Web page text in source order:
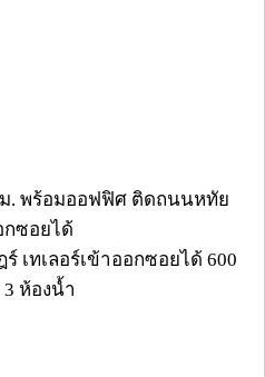
ม. พร้อมออฟฟิศ ติดถนนหทัย
กซอยได้
เทเลอร์เข้าออกซอยได้ 600
ห้องน้ำ